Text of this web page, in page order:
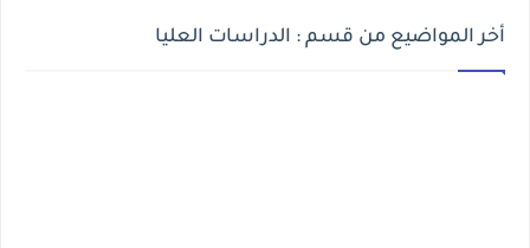
أخر المواضيع من قسم : الدراسات العليا